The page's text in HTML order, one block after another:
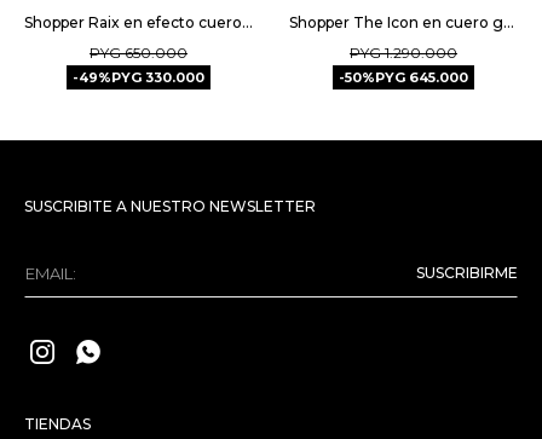
Shopper Raix en efecto cuero liso - Negro
PYG 650.000
49 PYG 330.000
Shopper The Icon en cuero grabado big croco - Cuoio
PYG 1.290.000
50 PYG 645.000
TIENDAS
SUSCRIBITE A NUESTRO NEWSLETTER
SUSCRIBIRME
 